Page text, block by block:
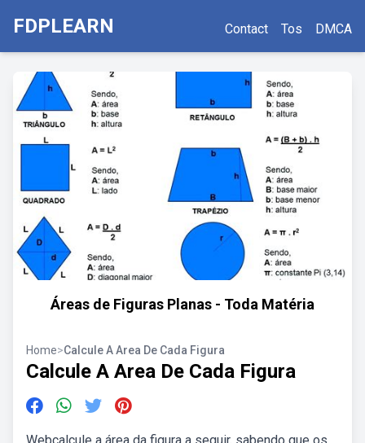
FDPLEARN Contact Tos DMCA
Áreas de Figuras Planas - Toda Matéria
Home>Calcule A Area De Cada Figura
Calcule A Area De Cada Figura